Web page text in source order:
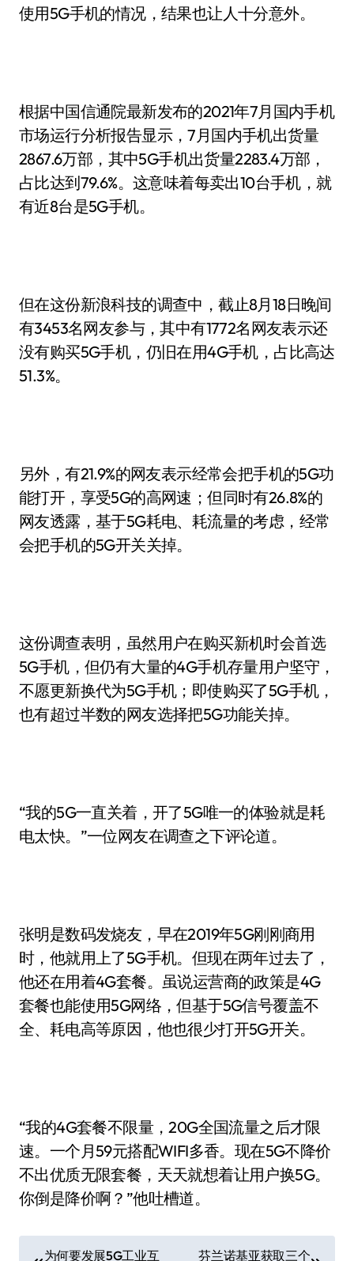
使用5G手机的情况，结果也让人十分意外。
根据中国信通院最新发布的2021年7月国内手机
市场运行分析报告显示，7月国内手机出货量
2867.6万部，其中5G手机出货量2283.4万部，
占比达到79.6%。这意味着每卖出10台手机，就
有近8台是5G手机。
但在这份新浪科技的调查中，截止8月18日晚间
有3453名网友参与，其中有1772名网友表示还
没有购买5G手机，仍旧在用4G手机，占比高达
51.3%。
另外，有21.9%的网友表示经常会把手机的5G功
能打开，享受5G的高网速；但同时有26.8%的
网友透露，基于5G耗电、耗流量的考虑，经常
会把手机的5G开关关掉。
这份调查表明，虽然用户在购买新机时会首选
5G手机，但仍有大量的4G手机存量用户坚守，
不愿更新换代为5G手机；即使购买了5G手机，
也有超过半数的网友选择把5G功能关掉。
“我的5G一直关着，开了5G唯一的体验就是耗
电太快。”一位网友在调查之下评论道。
张明是数码发烧友，早在2019年5G刚刚商用
时，他就用上了5G手机。但现在两年过去了，
他还在用着4G套餐。虽说运营商的政策是4G
套餐也能使用5G网络，但基于5G信号覆盖不
全、耗电高等原因，他也很少打开5G开关。
“我的4G套餐不限量，20G全国流量之后才限
速。一个月59元搭配WIFI多香。现在5G不降价
不出优质无限套餐，天天就想着让用户换5G。
你倒是降价啊？”他吐槽道。
文为何要发展5G工业互 芬兰诺基亚获取三个